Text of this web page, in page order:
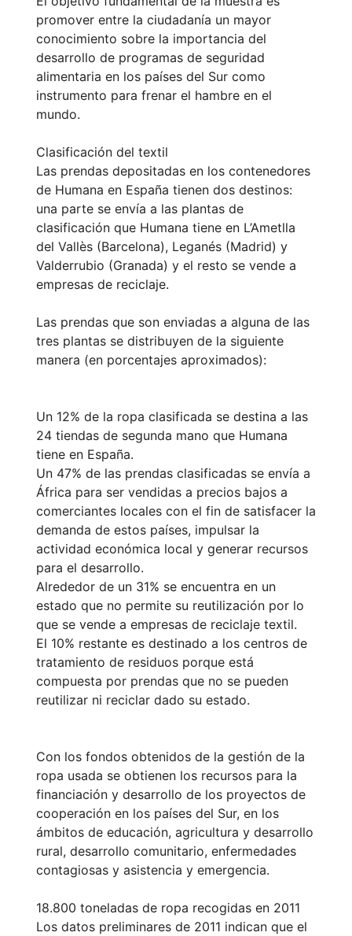
promover entre la ciudadanía un mayor
conocimiento sobre la importancia del
desarrollo de programas de seguridad
alimentaria en los países del Sur como
instrumento para frenar el hambre en el
mundo.
Clasificación del textil
Las prendas depositadas en los contenedores
de Humana en España tienen dos destinos:
una parte se envía a las plantas de
clasificación que Humana tiene en L’Ametlla
del Vallès (Barcelona), Leganés (Madrid) y
Valderrubio (Granada) y el resto se vende a
empresas de reciclaje.
Las prendas que son enviadas a alguna de las
tres plantas se distribuyen de la siguiente
manera (en porcentajes aproximados):
Un 12% de la ropa clasificada se destina a las
24 tiendas de segunda mano que Humana
tiene en España.
Un 47% de las prendas clasificadas se envía a
África para ser vendidas a precios bajos a
comerciantes locales con el fin de satisfacer la
demanda de estos países, impulsar la
actividad económica local y generar recursos
para el desarrollo.
Alrededor de un 31% se encuentra en un
estado que no permite su reutilización por lo
que se vende a empresas de reciclaje textil.
El 10% restante es destinado a los centros de
tratamiento de residuos porque está
compuesta por prendas que no se pueden
reutilizar ni reciclar dado su estado.
Con los fondos obtenidos de la gestión de la
ropa usada se obtienen los recursos para la
financiación y desarrollo de los proyectos de
cooperación en los países del Sur, en los
ámbitos de educación, agricultura y desarrollo
rural, desarrollo comunitario, enfermedades
contagiosas y asistencia y emergencia.
18.800 toneladas de ropa recogidas en 2011
Los datos preliminares de 2011 indican que el